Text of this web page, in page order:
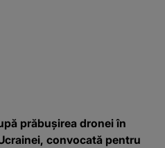
prăbușirea dronei în
convocată pentru